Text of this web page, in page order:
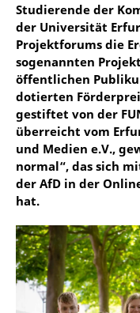
Studierende der
der Universität
Projektforums die
sogenannten
öffentlichen
dotierten
gestiftet von der
überreicht vom
und Medien e.V.,
normal“, das sich
der AfD in der
hat.